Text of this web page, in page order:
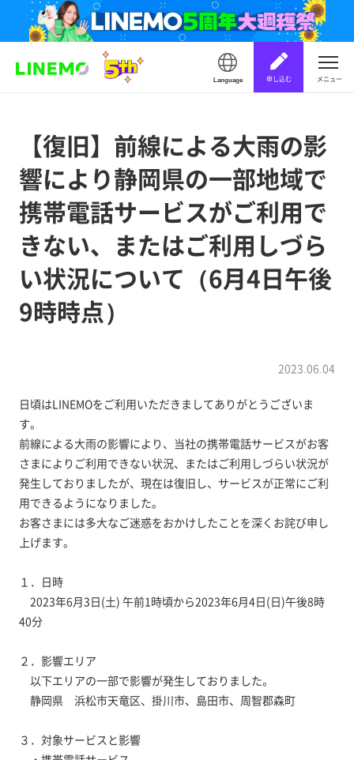
Language 申し込む メニュー
【復旧】前線による大雨の影
響により静岡県の一部地域で
携帯電話サービスがご利用で
きない、またはご利用しづら
い状況について（6月4日午後
9時時点）
2023.06.04
日頃はLINEMOをご利用いただきましてありがとうございま
す。
前線による大雨の影響により、当社の携帯電話サービスがお客
さまによりご利用できない状況、またはご利用しづらい状況が
発生しておりましたが、現在は復旧し、サービスが正常にご利
用できるようになりました。
お客さまには多大なご迷惑をおかけしたことを深くお詫び申し
上げます。
１．日時
2023年6月3日(土) 午前1時頃から2023年6月4日(日)午後8時
40分
２．影響エリア
以下エリアの一部で影響が発生しておりました。
静岡県 浜松市天竜区、掛川市、島田市、周智郡森町
３．対象サービスと影響